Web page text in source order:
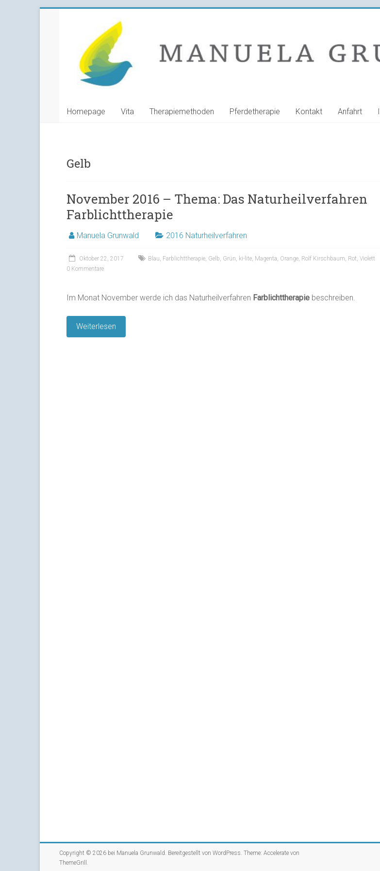
Manuela
Grunwald
Heilpraktikerin
Homepage Vita Therapiemethoden Pferdetherapie Kontakt Anfahrt
Gelb
November 2016 – Thema: Das Naturheilverfahren
Farblichttherapie
Manuela Grunwald 2016 Naturheilverfahren
Oktober 22, 2017 Blau, Farblichttherapie, Gelb, Grün, ki-lite, Magenta, Orange, Rolf Kirschbaum, Rot, Violett
0 Kommentare
Im Monat November werde ich das Naturheilverfahren Farblichttherapie beschreiben.
Weiterlesen
Copyright © 2026 bei Manuela Grunwald. Bereitgestellt von WordPress. Theme: Accelerate von
ThemeGrill .